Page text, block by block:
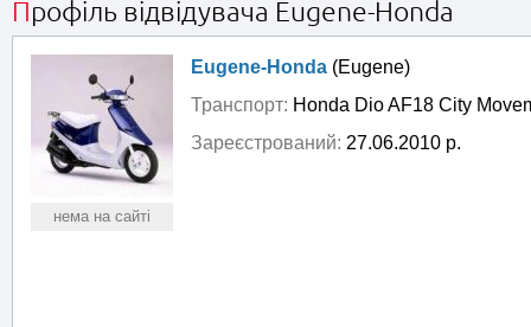
Профіль відвідувача Eugene-Honda
нема на сайті
Eugene-Honda (Eugene)
Транспорт: Honda Dio AF18 City
Зареєстрований: 27.06.2010 р.